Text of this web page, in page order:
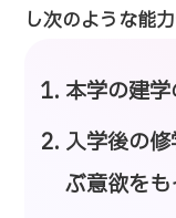
し次のような能
本学の建
入学後の
ぶ意欲を